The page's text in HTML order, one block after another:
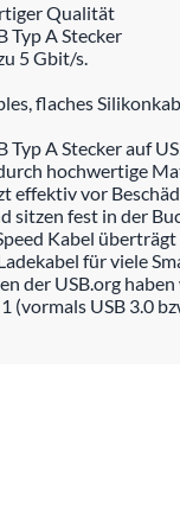
Qualität
Typ A Stecker
5 Gbit/s.
flaches
Typ A Stecker auf
hochwertige
vor
sitzen fest in der
Kabel
für viele
der USB.org
USB 3.0